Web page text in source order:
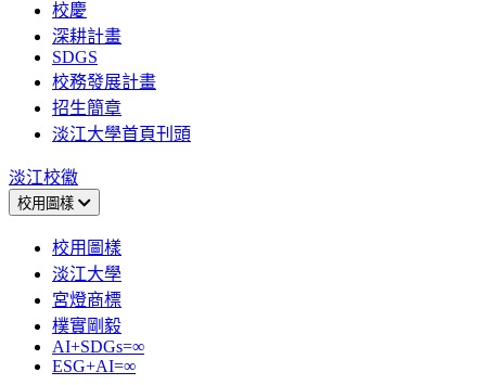
校慶
深耕計畫
SDGS
校務發展計畫
招生簡章
淡江大學首頁刊頭
淡江校徽
校用圖樣
校用圖樣
淡江大學
宮燈商標
樸實剛毅
AI+SDGs=∞
ESG+AI=∞